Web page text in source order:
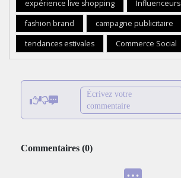
expérience live shopping
Influenceurs
fashion brand
campagne publicitaire
tendances estivales
Commerce Social
Écrivez votre
commentaire
Commentaires (0)